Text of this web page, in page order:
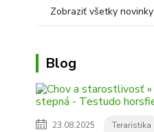
Zobraziť všetky novinky
Blog
23.08.2025 Teraristika